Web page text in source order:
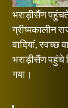
भराड़ीसैंण
ग्रीष्मकालीन
वादियां,
भराड़ीसैंण पहुंचे
गया।